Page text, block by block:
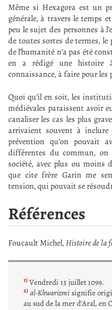
Même si Hexagora est un
générale, à travers le temps
peu le sujet des personnes à
de toutes sortes de termes, le
de l’humanité n’a pas été
en a rédigé une histoire
connaissance, à faire pour les
Quoi qu’il en soit, les
médiévales paraissent avoir
canaliser les cas les plus
arrivaient souvent à inclure
prévention qu’on pouvait
différentes du commun,
société, avec plus ou moins
que cite frère Garin me
tension, qui pouvait se
Références
Foucault Michel,Histoire de la
1) Vendredi 15 juillet 1099.
2) al-Khwarizmi signifie
au sud de la mer d’Aral, en